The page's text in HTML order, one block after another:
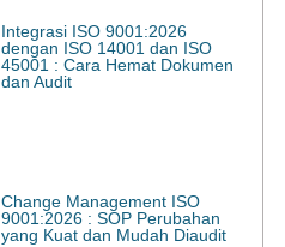
Integrasi ISO 9001:2026
dengan ISO 14001 dan ISO
45001 : Cara Hemat Dokumen
dan Audit
Change Management ISO
9001:2026 : SOP Perubahan
yang Kuat dan Mudah Diaudit